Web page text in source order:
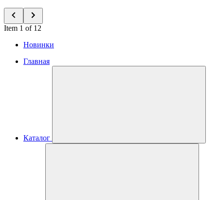
Item 1 of 12
Новинки
Главная
Каталог